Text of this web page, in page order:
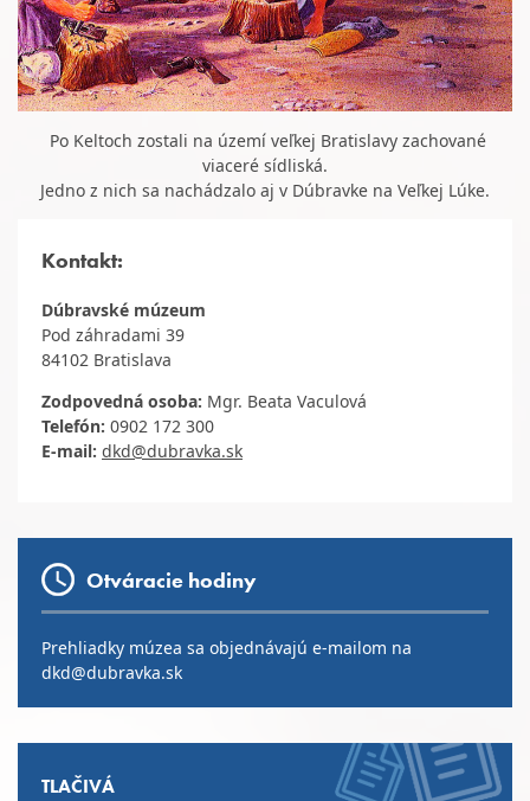
Po Keltoch zostali na území veľkej Bratislavy zachované
viaceré sídliská.
Jedno z nich sa nachádzalo aj v Dúbravke na Veľkej Lúke.
Kontakt:
Dúbravské múzeum
Pod záhradami 39
84102 Bratislava
Zodpovedná osoba: Mgr. Beata Vaculová
Telefón: 0902 172 300
E-mail: dkd@dubravka.sk
Otváracie hodiny
Prehliadky múzea sa objednávajú e-mailom na
dkd@dubravka.sk
TLAČIVÁ